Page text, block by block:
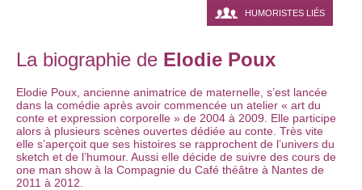
HUMORISTES LIÉS
La biographie de Elodie Poux
Elodie Poux, ancienne animatrice de maternelle, s’est lancée
dans la comédie après avoir commencée un atelier « art du
conte et expression corporelle » de 2004 à 2009. Elle participe
alors à plusieurs scènes ouvertes dédiée au conte. Très vite
elle s’aperçoit que ses histoires se rapprochent de l’univers du
sketch et de l’humour. Aussi elle décide de suivre des cours de
one man show à la Compagnie du Café théâtre à Nantes de
2011 à 2012.